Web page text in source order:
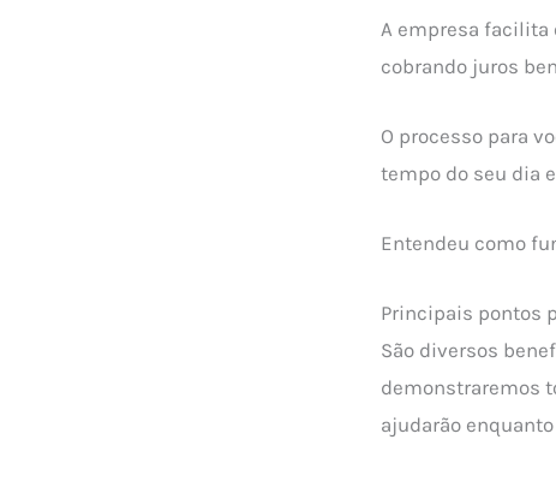
A empresa facilita
cobrando juros
O processo para
tempo do seu dia
Entendeu como
Principais pontos
São diversos
demonstraremos
ajudarão